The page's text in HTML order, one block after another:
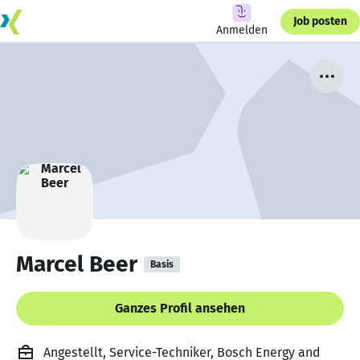
Anmelden
Job posten
Marcel Beer Basis
Ganzes Profil ansehen
Angestellt, Service-Techniker, Bosch Energy and